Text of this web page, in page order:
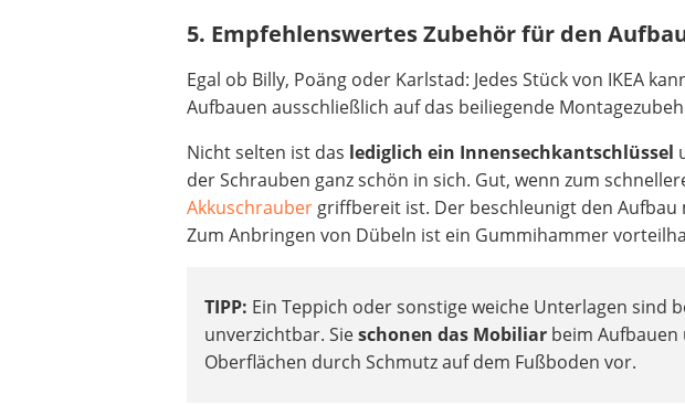
5. Empfehlenswertes Zubehör für den
Egal ob Billy, Poäng oder Karlstad: Jedes Stück von IKEA
Aufbauen ausschließlich auf das beiliegende
Nicht selten ist das lediglich ein Innensechkantschlüssel
der Schrauben ganz schön in sich. Gut, wenn zum
Akkuschrauber griffbereit ist. Der beschleunigt den
Zum Anbringen von Dübeln ist ein Gummihammer
TIPP: Ein Teppich oder sonstige weiche Unterlagen sind
unverzichtbar. Sieschonen das Mobiliar beim
Oberflächen durch Schmutz auf dem Fußboden vor.